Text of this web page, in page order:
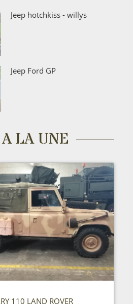
Jeep hotchkiss - willys
Jeep Ford GP
A LA UNE
110 LAND ROVER